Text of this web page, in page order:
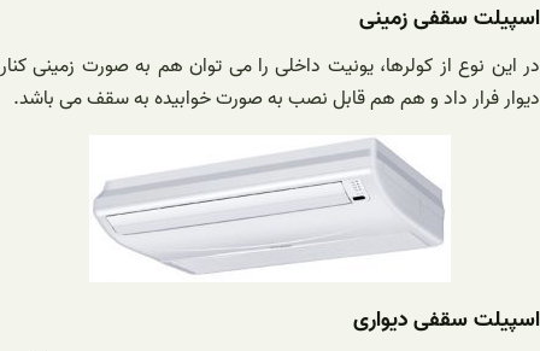
اسپیلت سقفی زمینی
در این نوع از کولرها، یونیت داخلی را می توان هم به صورت زمینی کنار
دیوار فرار داد و هم هم قابل نصب به صورت خوابیده به سقف می باشد.
اسپیلت سقفی دیواری